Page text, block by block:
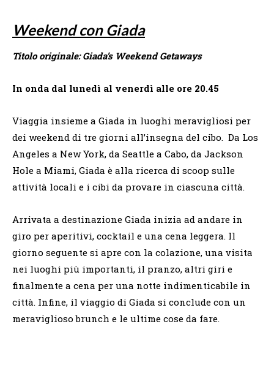
Weekend con Giada
Titolo originale: Giada’s Weekend Getaways
In onda dal lunedì al venerdì alle ore 20.45
Viaggia insieme a Giada in luoghi meravigliosi per
dei weekend di tre giorni all’insegna del cibo. Da Los
Angeles a New York, da Seattle a Cabo, da Jackson
Hole a Miami, Giada è alla ricerca di scoop sulle
attività locali e i cibi da provare in ciascuna città.
Arrivata a destinazione Giada inizia ad andare in
giro per aperitivi, cocktail e una cena leggera. Il
giorno seguente si apre con la colazione, una visita
nei luoghi più importanti, il pranzo, altri giri e
finalmente a cena per una notte indimenticabile in
città. Infine, il viaggio di Giada si conclude con un
meraviglioso brunch e le ultime cose da fare.